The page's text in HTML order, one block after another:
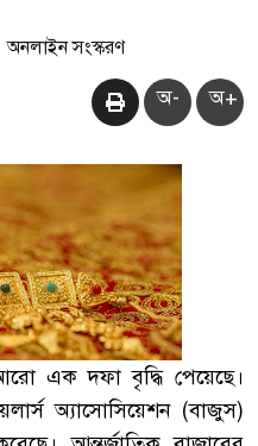
অনলাইন সংস্করণ
অ- অ+
এক দফা বৃদ্ধি পেয়েছে।
অ্যাসোসিয়েশন (বাজুস)